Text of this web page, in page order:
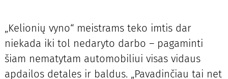
„Kelionių vyno“ meistrams teko imtis dar
niekada iki tol nedaryto darbo – pagaminti
šiam nematytam automobiliui visas vidaus
apdailos detales ir baldus. „Pavadinčiau tai net